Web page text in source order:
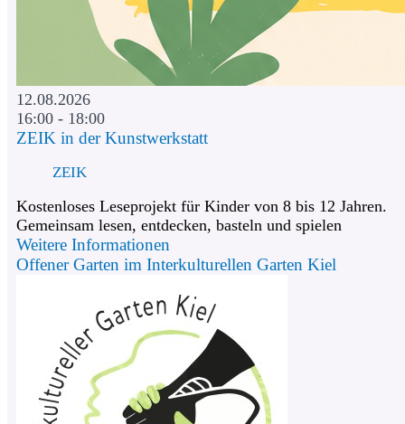
12.08.2026
16:00 - 18:00
ZEIK in der Kunstwerkstatt
ZEIK
Kostenloses Leseprojekt für Kinder von 8 bis 12 Jahren.
Gemeinsam lesen, entdecken, basteln und spielen
Weitere Informationen
Offener Garten im Interkulturellen Garten Kiel